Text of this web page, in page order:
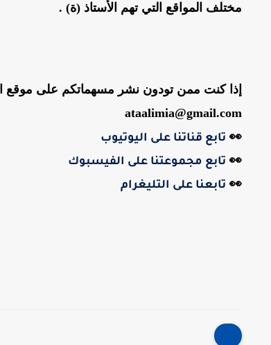
مختلف المواقع التي تهم الأستاذ (ة) .
إذا كنت ممن تودون نشر مسهماتكم على موقع
ataalimia@gmail.com
👀 تابع قناتنا على اليوتيوب
👀 تابع مجموعتنا على الفيسبوك
👀 تابعنا على التليغرام